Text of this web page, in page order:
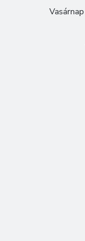
Vasárnap